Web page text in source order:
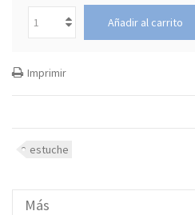
Añadir al carrito
Imprimir
estuche
Más